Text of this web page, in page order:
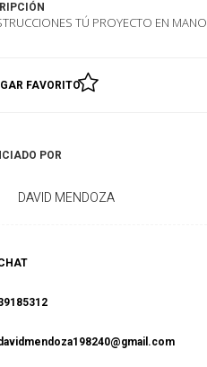
TÚ PROYECTO EN
FAVORITO
POR
DAVID MENDOZA